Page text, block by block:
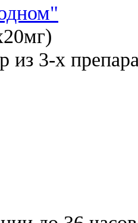
из 3-х